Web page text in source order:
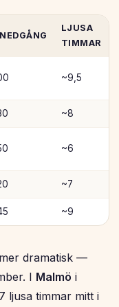
LJUSA
TIMMAR
~9,5
~8
~6
~7
~9
dramatisk —
I Malmö i
ljusa timmar mitt i